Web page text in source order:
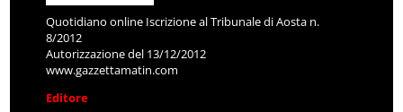
Quotidiano online Iscrizione al Tribunale di Aosta n.
8/2012
Autorizzazione del 13/12/2012
www.gazzettamatin.com
Editore